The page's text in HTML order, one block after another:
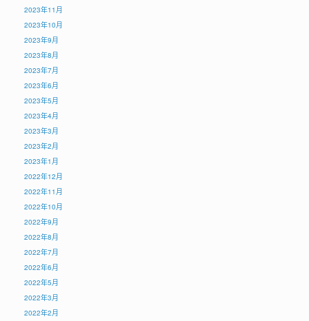
2023年11月
2023年10月
2023年9月
2023年8月
2023年7月
2023年6月
2023年5月
2023年4月
2023年3月
2023年2月
2023年1月
2022年12月
2022年11月
2022年10月
2022年9月
2022年8月
2022年7月
2022年6月
2022年5月
2022年3月
2022年2月